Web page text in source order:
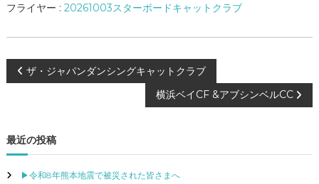
フライヤー : 20261003スターボードキャットクラブ
投
ナ
ビ
ザ・ジャパンダンシングキャットクラブ
横浜ベイCF &アブシンベルCC
最近の投稿
▶令和8年熊本地震で被災された皆さまへ